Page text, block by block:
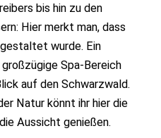
bis hin zu den
Hier merkt man, dass
wurde. Ein
Spa-Bereich
auf den Schwarzwald.
Natur könnt ihr hier die
Aussicht genießen.